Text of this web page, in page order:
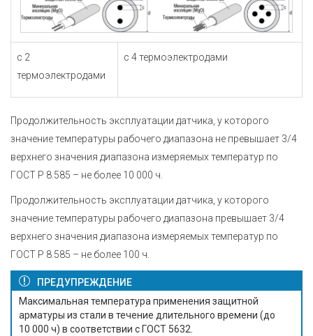
с 2
термоэлектродами
с 4 термоэлектродами
Продолжительность эксплуатации датчика, у которого
значение температуры рабочего диапазона не превышает 3/4
верхнего значения диапазона измеряемых температур по
ГОСТ Р 8.585 – не более 10 000 ч.
Продолжительность эксплуатации датчика, у которого
значение температуры рабочего диапазона превышает 3/4
верхнего значения диапазона измеряемых температур по
ГОСТ Р 8.585 – не более 100 ч.
ПРЕДУПРЕЖДЕНИЕ
Максимальная температура применения защитной
арматуры из стали в течение длительного времени (до
10 000 ч) в соответствии с ГОСТ 5632.